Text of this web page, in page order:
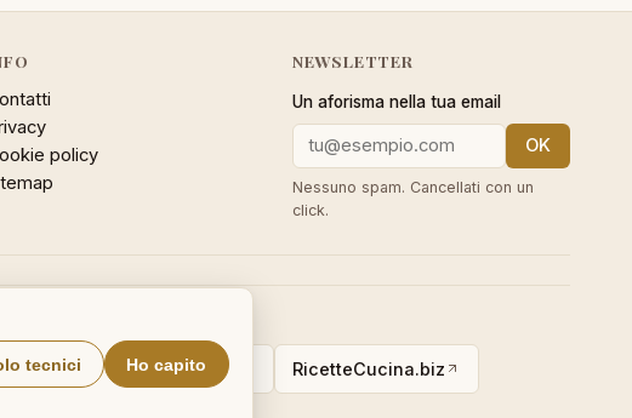
policy
NEWSLETTER
Un aforisma nella tua email
OK
Nessuno spam. Cancellati con un
click.
MedicalVocabulary.org RicetteCucina.biz
tecnici Ho capito